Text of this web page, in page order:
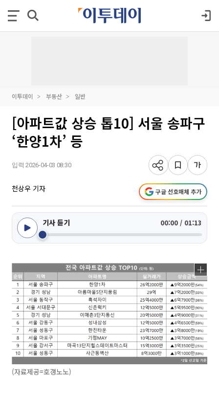
이투데이 부동산 일반
[아파트값 상승 톱10] 서울 송파구
‘한양1차’ 등
입력 2026-04-03 08:30
천상우 기자 구글 선호매체 추가
기사 듣기 00:00 / 01:13
(자료제공=호갱노노)